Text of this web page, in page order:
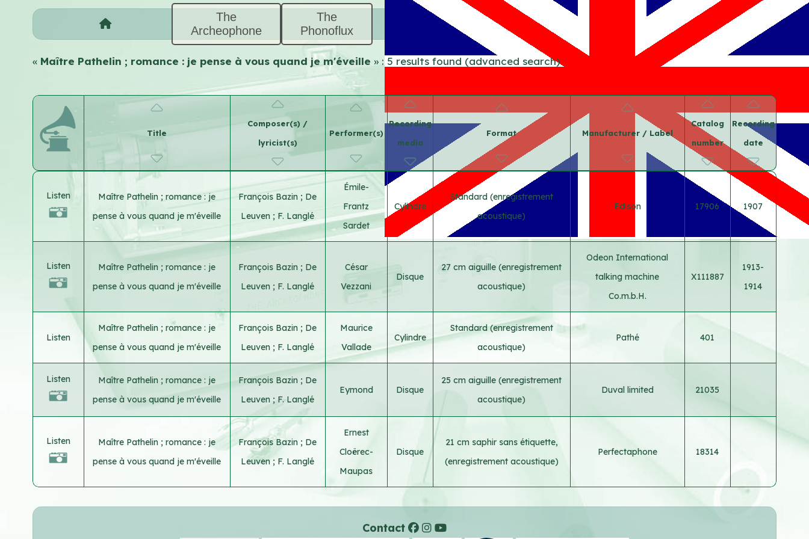
The
Archeophone
The
Phonoflux
«Maître Pathelin ; romance : je pense à vous quand je m'éveille » : 5 results found (advanced search)
Title
Composer(s) /
lyricist(s)
Performer(s)
Recording
media
Format Manufacturer / Label
Catalog
number
Recording
date
Listen
Maître Pathelin ; romance : je
pense à vous quand je m'éveille
François Bazin ; De
Leuven ; F. Langlé
Émile-
Frantz
Sardet
Cylindre
Standard (enregistrement
acoustique)
Edison 17906 1907
Listen
Maître Pathelin ; romance : je
pense à vous quand je m'éveille
François Bazin ; De
Leuven ; F. Langlé
César
Vezzani
Disque
27 cm aiguille (enregistrement
acoustique)
Odeon International
talking machine
Co.m.b.H.
X111887
1913-
1914
Listen
Maître Pathelin ; romance : je
pense à vous quand je m'éveille
François Bazin ; De
Leuven ; F. Langlé
Maurice
Vallade
Cylindre
Standard (enregistrement
acoustique)
Pathé 401
Listen
Maître Pathelin ; romance : je
pense à vous quand je m'éveille
François Bazin ; De
Leuven ; F. Langlé
Eymond Disque
25 cm aiguille (enregistrement
acoustique)
Duval limited 21035
Listen
Maître Pathelin ; romance : je
pense à vous quand je m'éveille
François Bazin ; De
Leuven; F. Langlé
Ernest
Cloërec-
Maupas
Disque
21 cm saphir sans étiquette,
(enregistrement acoustique)
Perfectaphone 18314
Contact